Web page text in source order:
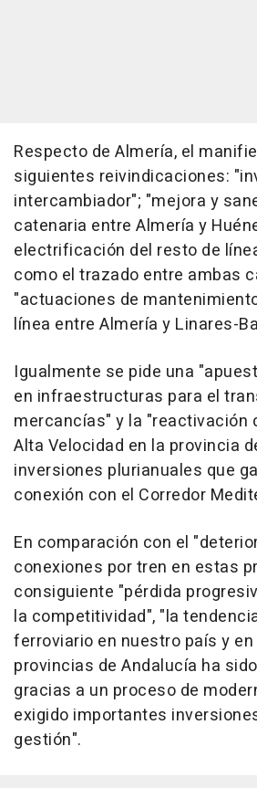
Respecto de Almería, el
siguientes reivindicaciones:
intercambiador"; "mejora y
catenaria entre Almería y
electrificación del resto de
como el trazado entre ambas
"actuaciones de
línea entre Almería y Linares-
Igualmente se pide una
en infraestructuras para el
mercancías" y la "reactivación
Alta Velocidad en la provincia
inversiones plurianuales que
conexión con el Corredor
En comparación con el
conexiones por tren en estas
consiguiente "pérdida
la competitividad", "la
ferroviario en nuestro país y
provincias de Andalucía ha
gracias a un proceso de
exigido importantes
gestión".